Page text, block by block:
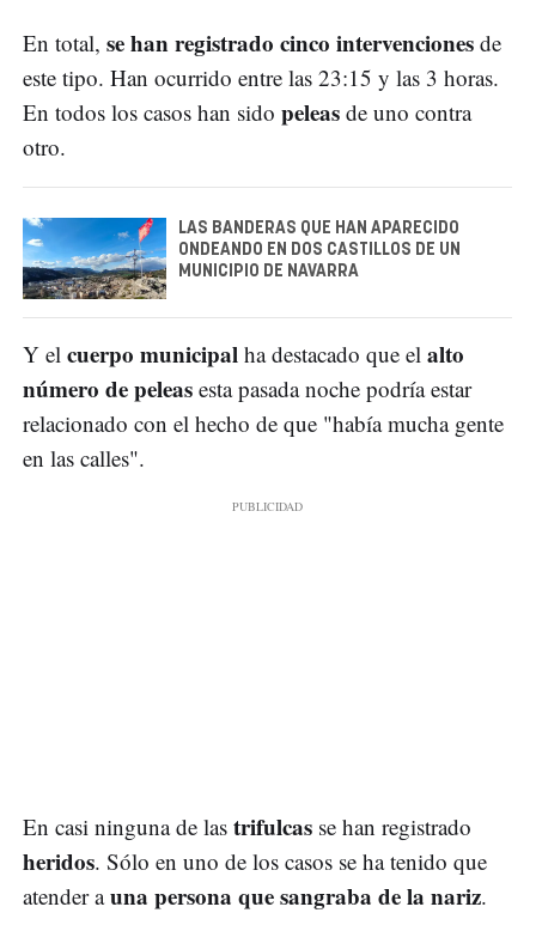
En total, se han registrado cinco intervenciones de
este tipo. Han ocurrido entre las 23:15 y las 3 horas.
En todos los casos han sido peleas de uno contra
otro.
LAS BANDERAS QUE HAN APARECIDO
ONDEANDO EN DOS CASTILLOS DE UN
MUNICIPIO DE NAVARRA
Y el cuerpo municipal ha destacado que el alto
número de peleas esta pasada noche podría estar
relacionado con el hecho de que "había mucha gente
en las calles".
En casi ninguna de las trifulcas se han registrado
heridos. Sólo en uno de los casos se ha tenido que
atender auna persona que sangraba de la nariz.